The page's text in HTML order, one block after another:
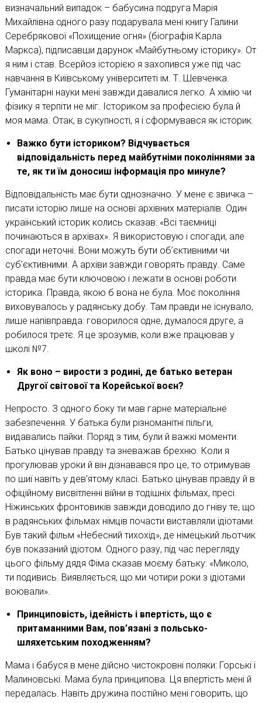
визначальний випадок – бабусина подруга Марія
Михайлівна одного разу подарувала мені книгу Галини
Серебрякової «Похищение огня» (біографія Карла
Маркса), підписавши дарунок «Майбутньому історику». От
я ним і став. Всерйоз історією я захопився уже під час
навчання в Київському університеті ім. Т. Шевченка.
Гуманітарні науки мені завжди давалися легко. А хімію чи
фізику я терпіти не міг. Істориком за професією була й
моя мама. Отак, в сукупності, я і сформувався як історик.
Важко бути істориком? Відчувається
відповідальність перед майбутніми поколіннями за
те, як ти їм доносиш інформація про минуле?
Відповідальність має бути однозначно. У мене є звичка –
писати історію лише на основі архівних матеріалів. Один
український історик колись сказав: «Всі таємниці
починаються в архівах». Я використовую і спогади, але
спогади неточні. Вони можуть бути об’єктивними чи
суб’єктивними. А архіви завжди говорять правду. Саме
правда має бути ключовою і лежати в основі роботи
історика. Правда, якою б вона не була. Моє покоління
виховувалось у радянську добу. Там правди не існувало,
лише напівправда: говорилося одне, думалося друге, а
робилося третє. Я це зрозумів, коли вже працював у
школі №7.
Як воно – вирости з родині, де батько ветеран
Другої світової та Корейської воєн?
Непросто. З одного боку ти мав гарне матеріальне
забезпечення. У батька були різноманітні пільги,
видавались пайки. Поряд з тим, були й важкі моменти.
Батько цінував правду та зневажав брехню. Коли я
прогулював уроки й він дізнавався про це, то отримував
по шиї навіть у дев’ятому класі. Батько цінував правду й в
офіційному висвітленні війни в тодішніх фільмах, пресі.
Ніжинських фронтовиків завжди доводило до гніву те, що
в радянських фільмах німців почасти виставляли ідіотами.
Був такий фільм «Небесний тихохід», де німецький льотчик
був показаний ідіотом. Одного разу, під час перегляду
цього фільму дядя Фіма сказав моєму батьку: «Миколо,
ти подивись. Виявляється, що ми чотири роки з ідіотами
воювали».
Принциповість, ідейність і впертість, що є
притаманними Вам, пов’язані з польсько-
шляхетським походженням?
Мама і бабуся в мене дійсно чистокровні поляки: Горські і
Малиновські. Мама була принципова. Ця впертість мені й
передалась. Навіть дружина постійно мені говорить, що